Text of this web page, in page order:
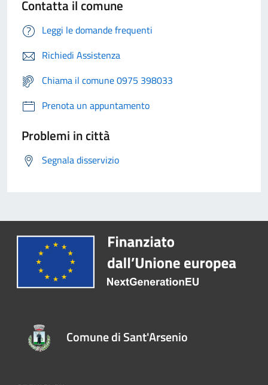
Contatta il comune
Leggi le domande frequenti
Richiedi Assistenza
Chiama il comune 0975 398033
Prenota un appuntamento
Problemi in città
Segnala disservizio
Comune di Sant'Arsenio